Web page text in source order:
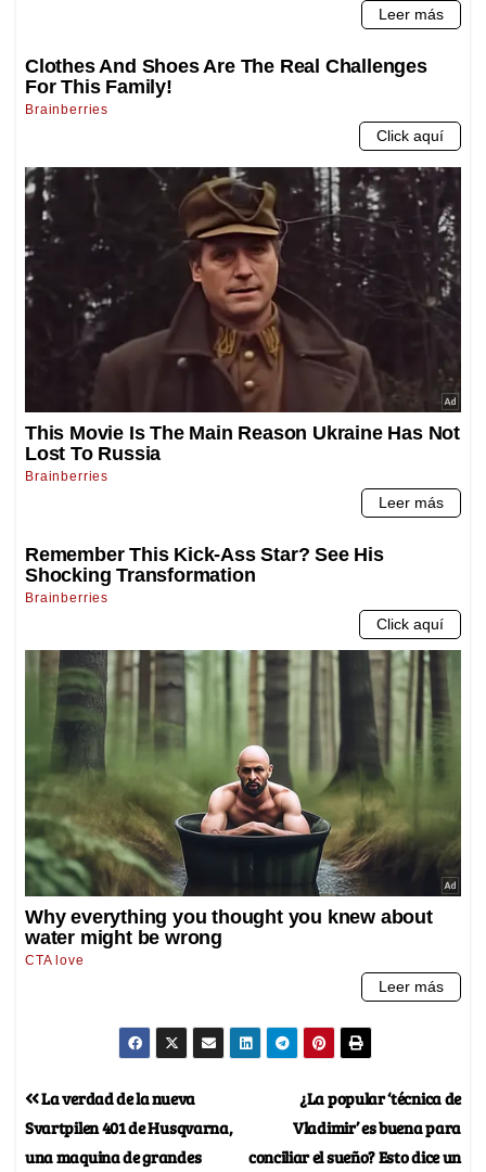
¿La popular ‘técnica de
Vladimir’ es buena para
conciliar el sueño? Esto dice un
La verdad de la nueva
Svartpilen 401 de Husqvarna,
una maquina de grandes